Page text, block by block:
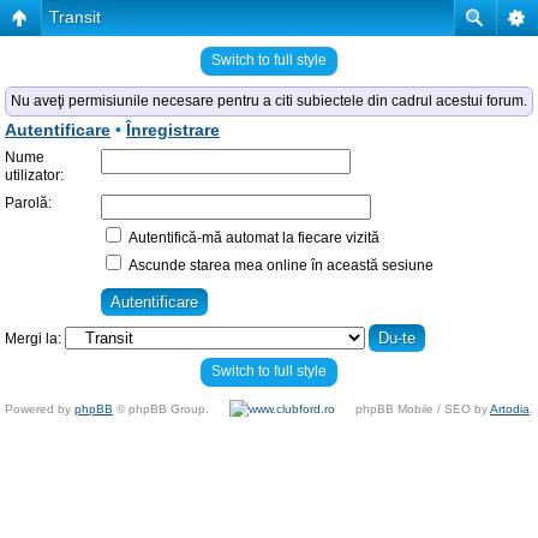
Transit
Switch to full style
Nu aveţi permisiunile necesare pentru a citi subiectele din cadrul acestui forum.
Autentificare • Înregistrare
Nume
utilizator:
Parolă:
Autentifică-mă automat la fiecare vizită
Ascunde starea mea online în această sesiune
Mergi la:
Switch to full style
Powered by phpBB © phpBB Group. phpBB Mobile / SEO byArtodia